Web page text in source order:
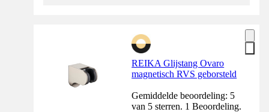
REIKA Glijstang Ovaro
magnetisch RVS geborsteld
Gemiddelde beoordeling: 5
van 5 sterren. 1 Beoordeling.